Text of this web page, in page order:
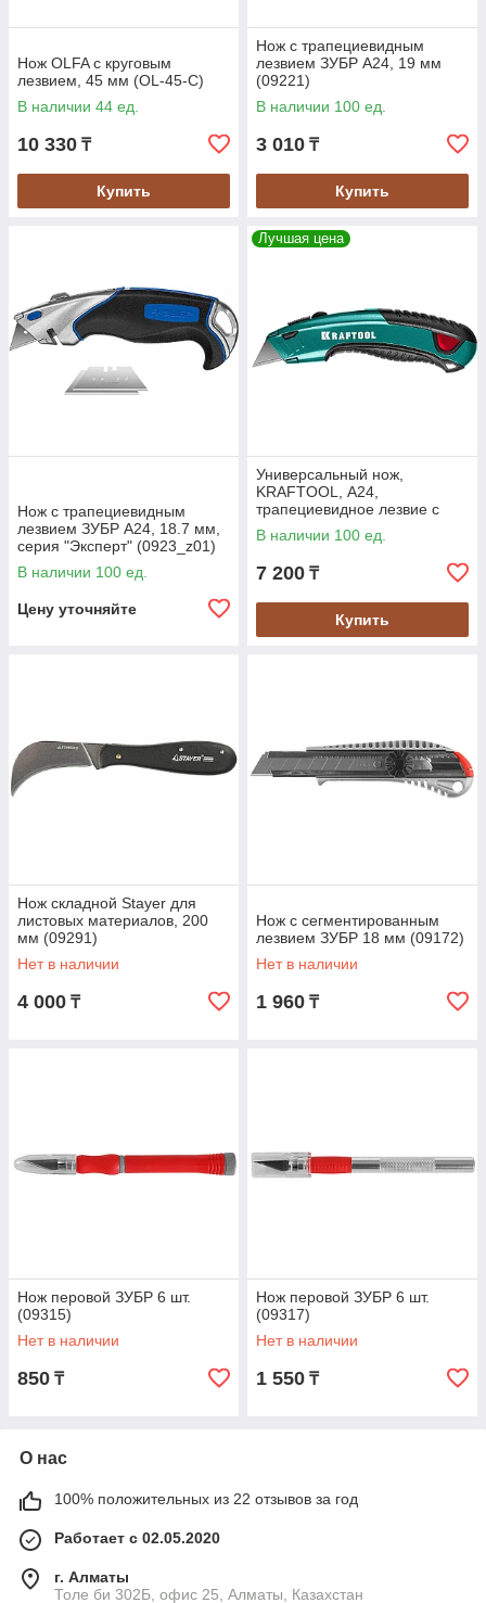
Нож OLFA с круговым
лезвием, 45 мм (OL-45-C)
В наличии 44 ед.
10 330 ₸
Купить
Нож с трапециевидным
лезвием ЗУБР А24, 19 мм
(09221)
В наличии 100 ед.
3 010 ₸
Купить
Нож с трапециевидным
лезвием ЗУБР А24, 18.7 мм,
серия "Эксперт" (0923_z01)
В наличии 100 ед.
Цену уточняйте
Лучшая цена
Универсальный нож,
KRAFTOOL, А24,
трапециевидное лезвие с
курковым механизмом B-24
(09241_z02)
В наличии 100 ед.
7 200 ₸
Купить
Нож складной Stayer для
листовых материалов, 200
мм (09291)
Нет в наличии
4 000 ₸
Нож с сегментированным
лезвием ЗУБР 18 мм (09172)
Нет в наличии
1 960 ₸
Нож перовой ЗУБР 6 шт.
(09315)
Нет в наличии
850 ₸
Нож перовой ЗУБР 6 шт.
(09317)
Нет в наличии
1 550 ₸
О нас
100% положительных из 22 отзывов за год
Работает с 02.05.2020
г. Алматы
Толе би 302Б, офис 25, Алматы, Казахстан